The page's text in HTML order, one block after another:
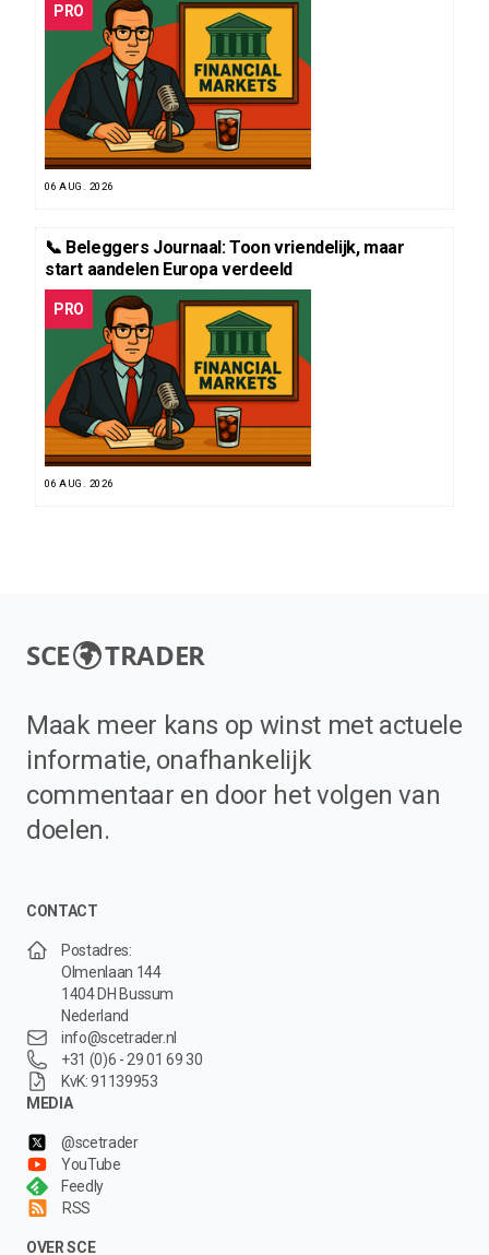
PRO
06 AUG. 2026
📞 Beleggers Journaal: Toon vriendelijk, maar
start aandelen Europa verdeeld
PRO
06 AUG. 2026
SCE TRADER
Maak meer kans op winst met actuele
informatie, onafhankelijk
commentaar en door het volgen van
doelen.
CONTACT
Postadres:
Olmenlaan 144
1404 DH Bussum
Nederland
info@scetrader.nl
+31 (0)6 - 29 01 69 30
KvK: 91139953
MEDIA
@scetrader
YouTube
Feedly
RSS
OVER SCE